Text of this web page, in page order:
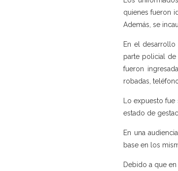
quienes fueron
Además, se
En el
parte policial
fueron
robadas,
Lo expuesto
estado de
En una
base en los
Debido a que